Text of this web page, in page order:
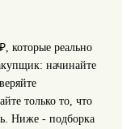
которые реально
начинайте
только то, что
Ниже - подборка